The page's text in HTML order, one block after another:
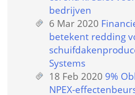
bedrijven
6 Mar 2020
betekent redding
Systems
18 Feb 2020 9%
NPEX-